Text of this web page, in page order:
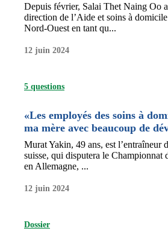
Depuis février, Salai Thet Naing Oo
direction de l’Aide et soins à
Nord-Ouest en tant qu...
12 juin 2024
5 questions
«Les employés des soins à
ma mère avec beaucoup de
Murat Yakin, 49 ans, est l’entraîneur
suisse, qui disputera le Championnat
en Allemagne, ...
12 juin 2024
Dossier